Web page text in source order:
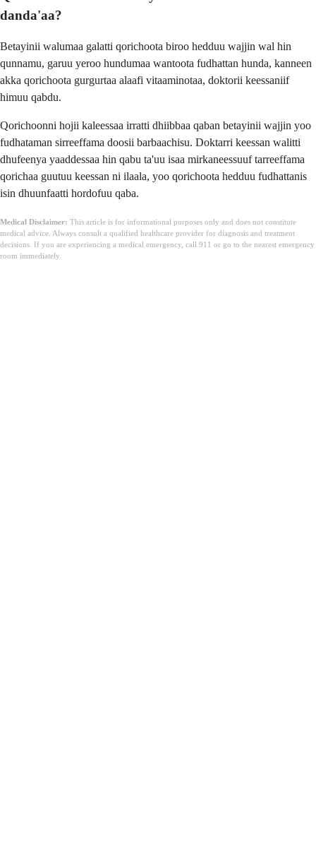
danda'aa?
Betayinii walumaa galatti qorichoota biroo hedduu wajjin wal hin
qunnamu, garuu yeroo hundumaa wantoota fudhattan hunda, kanneen
akka qorichoota gurgurtaa alaafi vitaaminotaa, doktorii keessaniif
himuu qabdu.
Qorichoonni hojii kaleessaa irratti dhiibbaa qaban betayinii wajjin yoo
fudhataman sirreeffama doosii barbaachisu. Doktarri keessan walitti
dhufeenya yaaddessaa hin qabu ta'uu isaa mirkaneessuuf tarreeffama
qorichaa guutuu keessan ni ilaala, yoo qorichoota hedduu fudhattanis
isin dhuunfaatti hordofuu qaba.
Medical Disclaimer: This article is for informational purposes only and does not constitute
medical advice. Always consult a qualified healthcare provider for diagnosis and treatment
decisions. If you are experiencing a medical emergency, call 911 or go to the nearest emergency
room immediately.